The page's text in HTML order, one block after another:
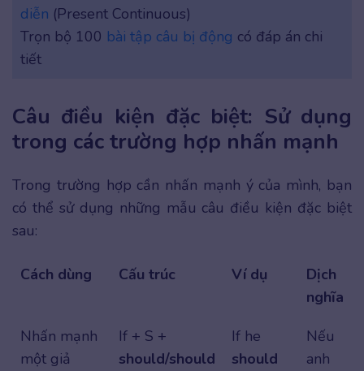
diễn (Present Continuous)
Trọn bộ 100 bài tập câu bị động có đáp án chi
tiết
Câu điều kiện đặc biệt: Sử dụng
trong các trường hợp nhấn mạnh
Trong trường hợp cần nhấn mạnh ý của mình, bạn
có thể sử dụng những mẫu câu điều kiện đặc biệt
sau:
Cách dùng Cấu trúc Ví dụ
Dịch
nghĩa
Nhấn mạnh
một giả
If + S +
should/should
If he
should
Nếu
anh